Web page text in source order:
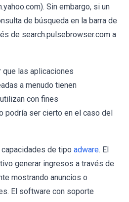
Sin embargo, si un
de búsqueda en la barra de
de search.pulsebrowser.com a
que las aplicaciones
a menudo tienen
con fines
podría ser cierto en el caso del
de tipo adware. El
generar ingresos a través de
mostrando anuncios o
El software con soporte